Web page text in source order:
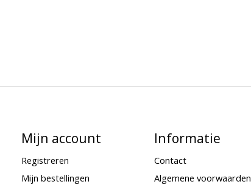
Mijn account
Registreren
Mijn bestellingen
Informatie
Contact
Algemene voorwaarden